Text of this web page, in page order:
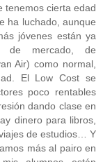
tenemos cierta edad
ha luchado, aunque
jóvenes están ya
de mercado, de
Air) como normal,
El Low Cost se
poco rentables
dando clase en
dinero para libros,
de estudios… Y
más al pairo en